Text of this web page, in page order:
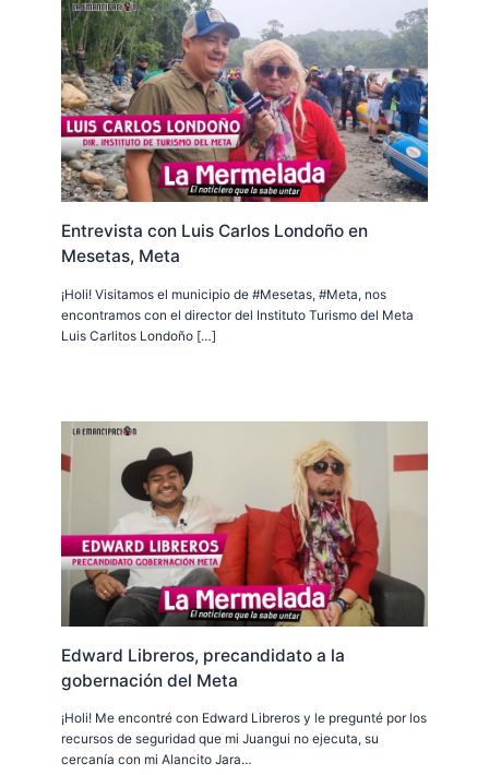
Entrevista con Luis Carlos Londoño en
Mesetas, Meta
¡Holi! Visitamos el municipio de #Mesetas, #Meta, nos
encontramos con el director del Instituto Turismo del Meta
Luis Carlitos Londoño […]
Edward Libreros, precandidato a la
gobernación del Meta
¡Holi! Me encontré con Edward Libreros y le pregunté por los
recursos de seguridad que mi Juangui no ejecuta, su
cercanía con mi Alancito Jara…